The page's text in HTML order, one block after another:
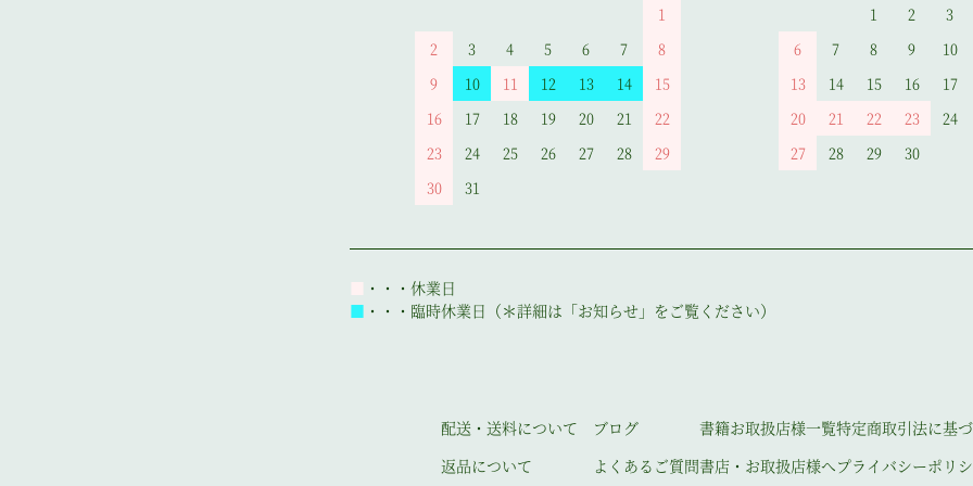
1
2
3 4 5 6 7
8
9
10 11 12 13 14
15
16
17 18 19 20 21
22
23
24 25 26 27 28
29
30
31
1
2
3
6
7 8 9
10
13
14 15 16
17
20
21 22 23
24
27
28 29 30
■ ・・・休業日
■ ・・・臨時休業日（＊詳細は「お知らせ」をご覧ください）
配送・送料について
返品について
ブログ
よくあるご質問
書籍お取扱店様一覧
書店・お取扱店様へ
特定商取引法に基
プライバシーポリ